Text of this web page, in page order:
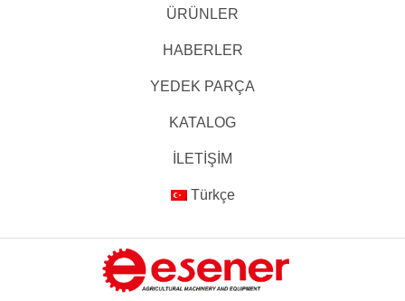
ÜRÜNLER
HABERLER
YEDEK PARÇA
KATALOG
İLETİŞİM
Türkçe